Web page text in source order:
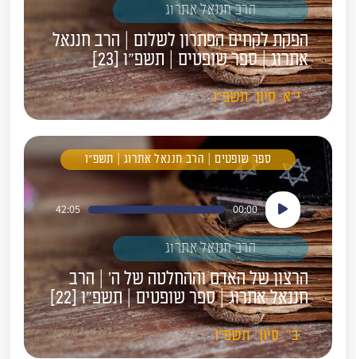
הרב חננאל אתרוג
הפקת לקחים הפתרון לשלום | הרב חננאל
אתרוג | ספר שופטים | תשפ"ו [23]
י"א סיון תשפ"ו
ספר שופטים | הרב חננאל אתרוג | תשפ"ו
נגן
אודיו
00:00
42:05
הרב חננאל אתרוג
הרצון של האדם וההחלטה של ה' | הרב
חננאל אתרוג | ספר שופטים | תשפ"ו [22]
ב' סיון תשפ"ו